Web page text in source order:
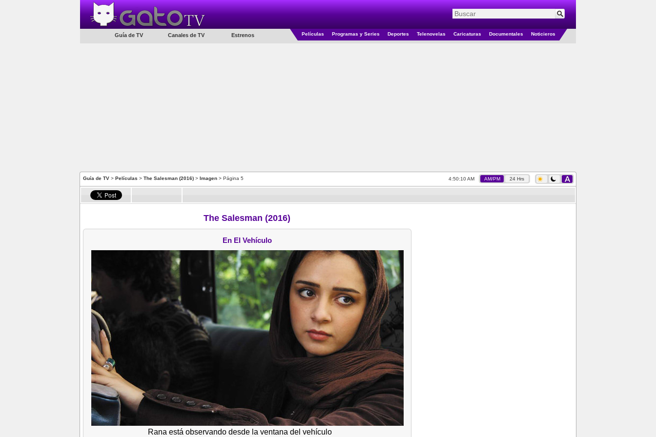
Guía de TV Canales de TV Estrenos Películas Programas y Series Deportes Telenovelas Caricaturas Documentales Noticieros
Guía de TV > Películas > The Salesman (2016) > Imagen > Página 5 4:50:10 AM AM/PM 24 Hrs
The Salesman (2016)
En El Vehículo
Rana está observando desde la ventana del vehículo